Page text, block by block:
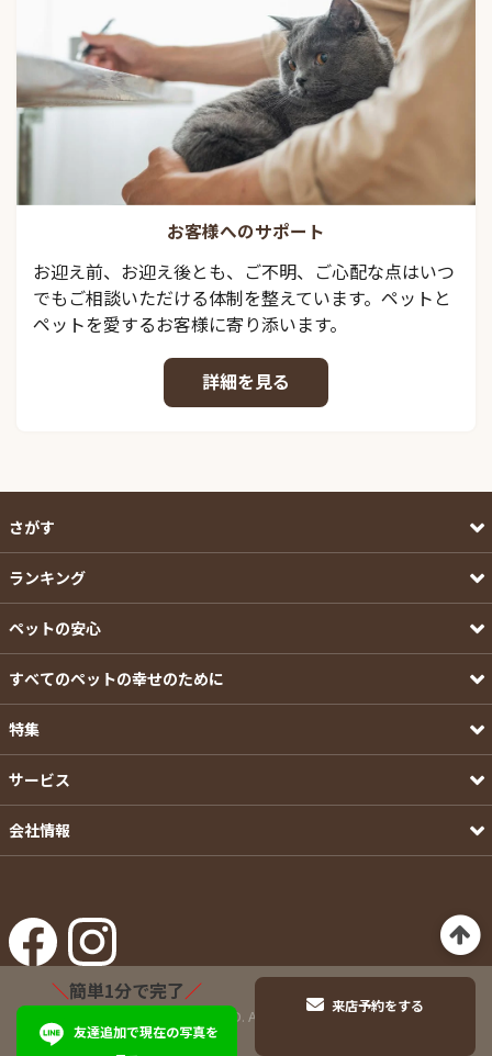
お客様へのサポート
お迎え前、お迎え後とも、ご不明、ご心配な点はいつ
でもご相談いただける体制を整えています。ペットと
ペットを愛するお客様に寄り添います。
詳細を見る
さがす
ランキング
ペットの安心
すべてのペットの幸せのために
特集
サービス
会社情報
©Pets-first CO.,LTD. All Rights Reserved.
＼簡単1分で完了／
友達追加で現在の写真を
来店予約をする